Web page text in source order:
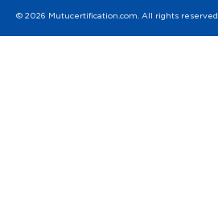
© 2026 Mutucertification.com. All rights reserved